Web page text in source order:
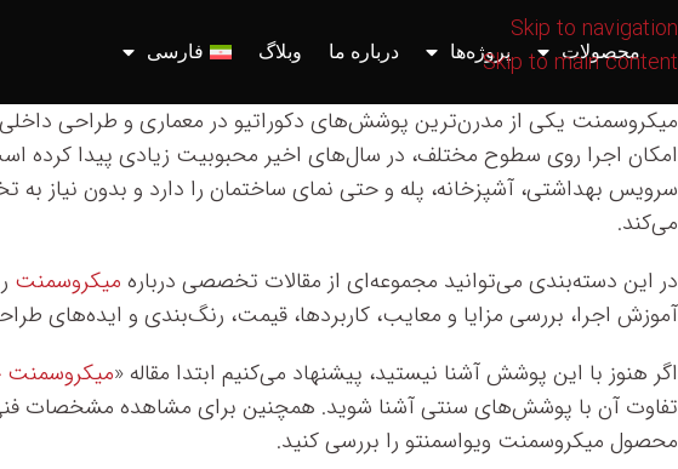
Skip to navigation
Skip to main content
محصولات پروژه‌ها درباره ما وبلاگ فارسی
میکروسمنت یکی از مدرن‌ترین پوشش‌های دکوراتیو در معماری و طراحی
امکان اجرا روی سطوح مختلف، در سال‌های اخیر محبوبیت زیادی پیدا کرده
سرویس بهداشتی، آشپزخانه، پله و حتی نمای ساختمان را دارد و بدون نیاز
می‌کند.
در این دسته‌بندی می‌توانید مجموعه‌ای از مقالات تخصصی درباره میکروسمنت
آموزش اجرا، بررسی مزایا و معایب، کاربردها، قیمت، رنگ‌بندی و ایده‌های
اگر هنوز با این پوشش آشنا نیستید، پیشنهاد می‌کنیم ابتدا مقاله «
تفاوت آن با پوشش‌های سنتی آشنا شوید. همچنین برای مشاهده مشخصات
محصول میکروسمنت ویواسمنتو را بررسی کنید.